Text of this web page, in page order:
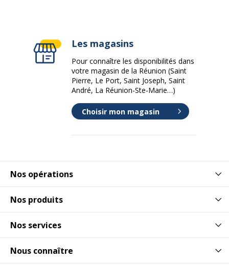
Nos opérations
Nos produits
Nos services
Nous connaître
Les magasins
Pour connaître les disponibilités dans
votre magasin de la Réunion (Saint
Pierre, Le Port, Saint Joseph, Saint
André, La Réunion-Ste-Marie…)
Choisir mon magasin